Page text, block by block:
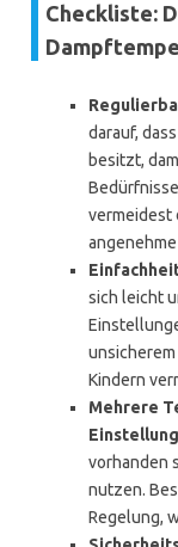
Checkliste:
darauf,
besitzt,
vermeidest
sich leicht
Kindern
Mehrere
vorhanden
nutzen.
Regelung,